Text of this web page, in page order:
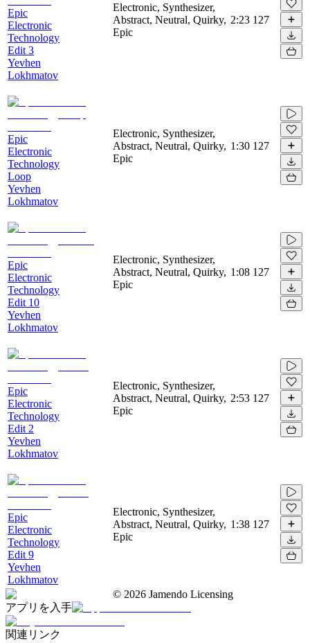
Epic
Electronic
Technology
Edit 3
Yevhen
Lokhmatov
Electronic, Synthesizer,
Abstract, Neutral, Quirky,
Epic
2:23 127
Epic
Electronic
Technology
Loop
Yevhen
Lokhmatov
Electronic, Synthesizer,
Abstract, Neutral, Quirky,
Epic
1:30 127
Epic
Electronic
Technology
Edit 10
Yevhen
Lokhmatov
Electronic, Synthesizer,
Abstract, Neutral, Quirky,
Epic
1:08 127
Epic
Electronic
Technology
Edit 2
Yevhen
Lokhmatov
Electronic, Synthesizer,
Abstract, Neutral, Quirky,
Epic
2:53 127
Epic
Electronic
Technology
Edit 9
Yevhen
Lokhmatov
Electronic, Synthesizer,
Abstract, Neutral, Quirky,
Epic
1:38 127
© 2026 Jamendo Licensing
アプリを入手
関連リンク